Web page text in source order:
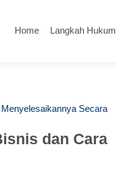
Home Langkah Hukum
Secara
dan Cara